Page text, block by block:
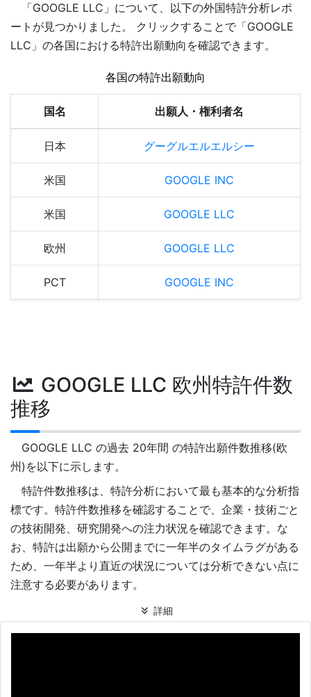
「GOOGLE LLC」について、以下の外国特許分析レポ
ートが見つかりました。 クリックすることで「GOOGLE
LLC」の各国における特許出願動向を確認できます。
各国の特許出願動向
国名 出願人・権利者名
日本 グーグルエルエルシー
米国 GOOGLE INC
米国 GOOGLE LLC
欧州 GOOGLE LLC
PCT GOOGLE INC
GOOGLE LLC 欧州特許件数
推移
GOOGLE LLC の過去 20年間 の特許出願件数推移(欧
州)を以下に示します。
特許件数推移は、特許分析において最も基本的な分析指
標です。特許件数推移を確認することで、企業・技術ごと
の技術開発、研究開発への注力状況を確認できます。な
お、特許は出願から公開までに一年半のタイムラグがある
ため、一年半より直近の状況については分析できない点に
注意する必要があります。
詳細